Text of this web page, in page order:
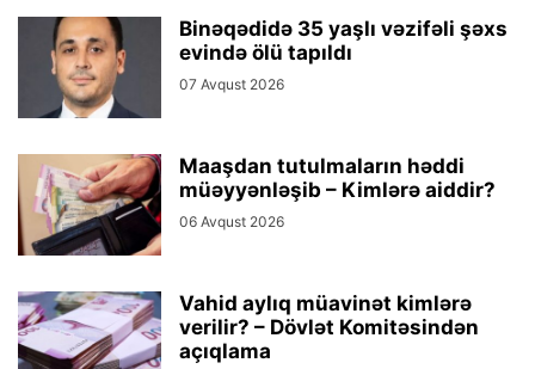
Binəqədidə 35 yaşlı vəzifəli şəxs
evində ölü tapıldı
07 Avqust 2026
Maaşdan tutulmaların həddi
müəyyənləşib – Kimlərə aiddir?
06 Avqust 2026
Vahid aylıq müavinət kimlərə
verilir? – Dövlət Komitəsindən
açıqlama